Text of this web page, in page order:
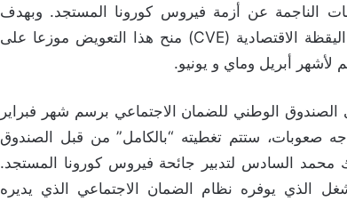
الناجمة عن أزمة فيروس كورونا المستجد. وبهدف
الحفاظ على القدرة الشرائية للأجراء، فقد قررت لجنة اليقظة الاقتصادية (CVE) منح هذا التعويض موزعا على
الصندوق الوطني للضمان الاجتماعي برسم شهر فبراير
صعوبات، ستتم تغطيته “بالكامل” من قبل الصندوق
السادس لتدبير جائحة فيروس كورونا المستجد.
الذي يوفره نظام الضمان الاجتماعي الذي يديره